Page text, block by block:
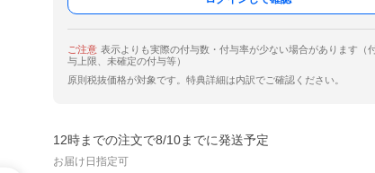
ご注意 表示よりも実際の付与数・付与率が少ない場合があります（
与上限、未確定の付与等）
原則税抜価格が対象です。特典詳細は内訳でご確認ください。
12時までの注文で8/10までに発送予定
お届け日指定可